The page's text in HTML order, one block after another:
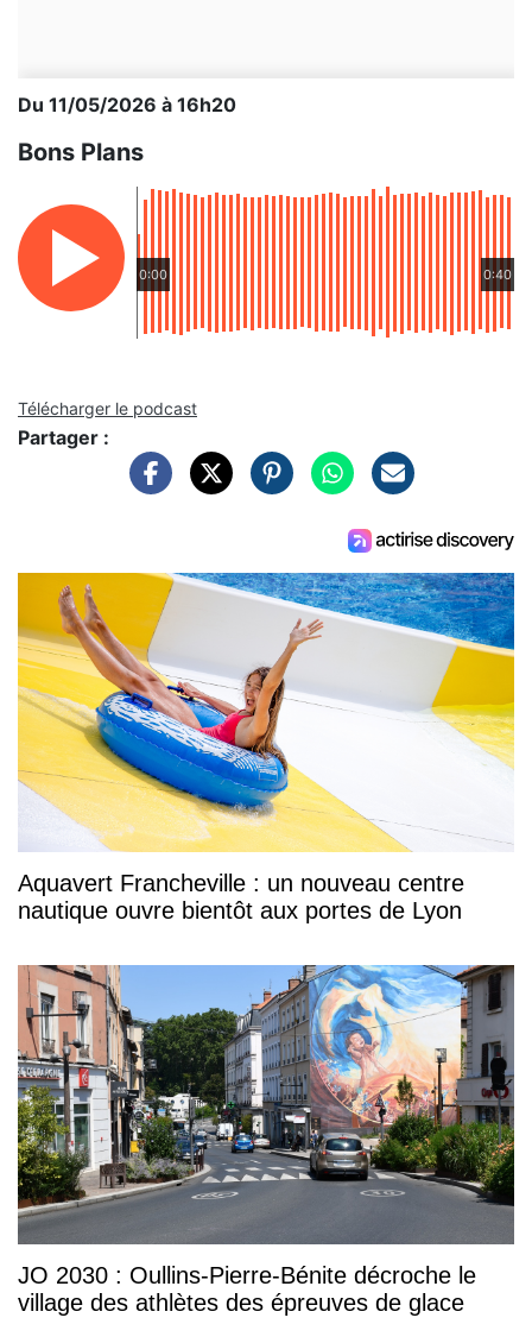
Du 11/05/2026 à 16h20
Bons Plans
0:00 0:40
Télécharger le podcast
Partager :
Aquavert Francheville : un nouveau centre
nautique ouvre bientôt aux portes de Lyon
JO 2030 : Oullins-Pierre-Bénite décroche le
village des athlètes des épreuves de glace